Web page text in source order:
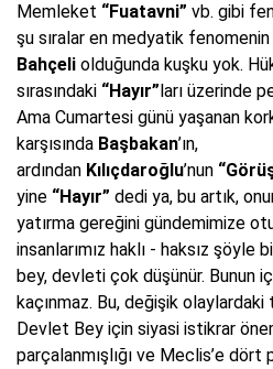
Memleket “Fuatavni” vb. gibi
şu sıralar en medyatik fenomenin
Bahçeli olduğunda kuşku yok.
sırasındaki “Hayır”ları üzerinde
Ama Cumartesi günü yaşanan
karşısında Başbakan’ın,
ardından Kılıçdaroğlu’nun
yine “Hayır” dedi ya, bu artık,
yatırma gereğini gündemimize
insanlarımız haklı - haksız şöyle
bey, devleti çok düşünür. Bunun
kaçınmaz. Bu, değişik olaylardaki
Devlet Bey için siyasi istikrar
parçalanmışlığı ve Meclis’e